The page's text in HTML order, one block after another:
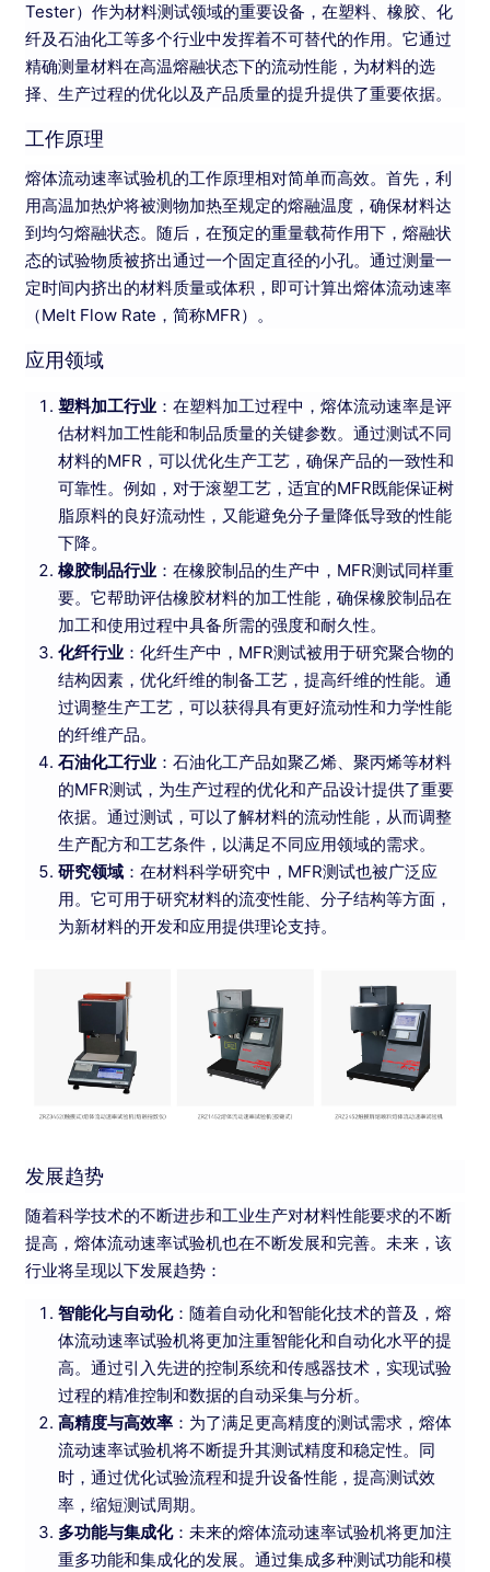
Tester）作为材料测试领域的重要设备，在塑料、橡胶、化
纤及石油化工等多个行业中发挥着不可替代的作用。它通过
精确测量材料在高温熔融状态下的流动性能，为材料的选
择、生产过程的优化以及产品质量的提升提供了重要依据。
工作原理
熔体流动速率试验机的工作原理相对简单而高效。首先，利
用高温加热炉将被测物加热至规定的熔融温度，确保材料达
到均匀熔融状态。随后，在预定的重量载荷作用下，熔融状
态的试验物质被挤出通过一个固定直径的小孔。通过测量一
定时间内挤出的材料质量或体积，即可计算出熔体流动速率
（Melt Flow Rate，简称MFR）。
应用领域
塑料加工行业 ：在塑料加工过程中，熔体流动速率是评
估材料加工性能和制品质量的关键参数。通过测试不同
材料的MFR，可以优化生产工艺，确保产品的一致性和
可靠性。例如，对于滚塑工艺，适宜的MFR既能保证树
脂原料的良好流动性，又能避免分子量降低导致的性能
下降。
橡胶制品行业 ：在橡胶制品的生产中，MFR测试同样重
要。它帮助评估橡胶材料的加工性能，确保橡胶制品在
加工和使用过程中具备所需的强度和耐久性。
化纤行业 ：化纤生产中，MFR测试被用于研究聚合物的
结构因素，优化纤维的制备工艺，提高纤维的性能。通
过调整生产工艺，可以获得具有更好流动性和力学性能
的纤维产品。
石油化工行业 ：石油化工产品如聚乙烯、聚丙烯等材料
的MFR测试，为生产过程的优化和产品设计提供了重要
依据。通过测试，可以了解材料的流动性能，从而调整
生产配方和工艺条件，以满足不同应用领域的需求。
研究领域 ：在材料科学研究中，MFR测试也被广泛应
用。它可用于研究材料的流变性能、分子结构等方面，
为新材料的开发和应用提供理论支持。
发展趋势
随着科学技术的不断进步和工业生产对材料性能要求的不断
提高，熔体流动速率试验机也在不断发展和完善。未来，该
行业将呈现以下发展趋势：
智能化与自动化：随着自动化和智能化技术的普及，熔
体流动速率试验机将更加注重智能化和自动化水平的提
高。通过引入先进的控制系统和传感器技术，实现试验
过程的精准控制和数据的自动采集与分析。
高精度与高效率 ：为了满足更高精度的测试需求，熔体
流动速率试验机将不断提升其测试精度和稳定性。同
时，通过优化试验流程和提升设备性能，提高测试效
率，缩短测试周期。
多功能与集成化：未来的熔体流动速率试验机将更加注
重多功能和集成化的发展。通过集成多种测试功能和模